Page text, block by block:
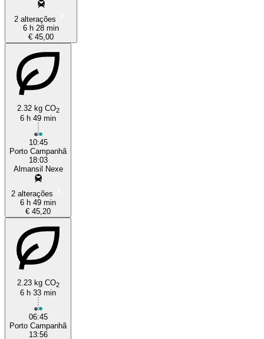
2 alterações
6 h 28 min
€ 45,00
2.32 kg CO2
6 h 49 min
10:45
Porto Campanhã
18:03
Almansil Nexe
2 alterações
6 h 49 min
€ 45,20
2.23 kg CO2
6 h 33 min
06:45
Porto Campanhã
13:56